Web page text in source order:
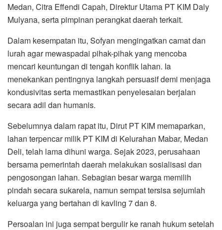
Medan, Citra Effendi Capah, Direktur Utama PT KIM Daly
Mulyana, serta pimpinan perangkat daerah terkait.
Dalam kesempatan itu, Sofyan mengingatkan camat dan
lurah agar mewaspadai pihak-pihak yang mencoba
mencari keuntungan di tengah konflik lahan. Ia
menekankan pentingnya langkah persuasif demi menjaga
kondusivitas serta memastikan penyelesaian berjalan
secara adil dan humanis.
Sebelumnya dalam rapat itu, Dirut PT KIM memaparkan,
lahan terpencar milik PT KIM di Kelurahan Mabar, Medan
Deli, telah lama dihuni warga. Sejak 2023, perusahaan
bersama pemerintah daerah melakukan sosialisasi dan
pengosongan lahan. Sebagian besar warga memilih
pindah secara sukarela, namun sempat tersisa sejumlah
keluarga yang bertahan di kavling 7 dan 8.
Persoalan ini juga sempat bergulir ke ranah hukum setelah